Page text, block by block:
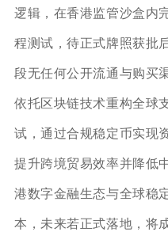
逻辑，在香港监管沙盒内
程测试，待正式牌照获批
段无任何公开流通与购买
依托区块链技术重构全球
试，通过合规稳定币实现
提升跨境贸易效率并降低
港数字金融生态与全球稳
本，未来若正式落地，将